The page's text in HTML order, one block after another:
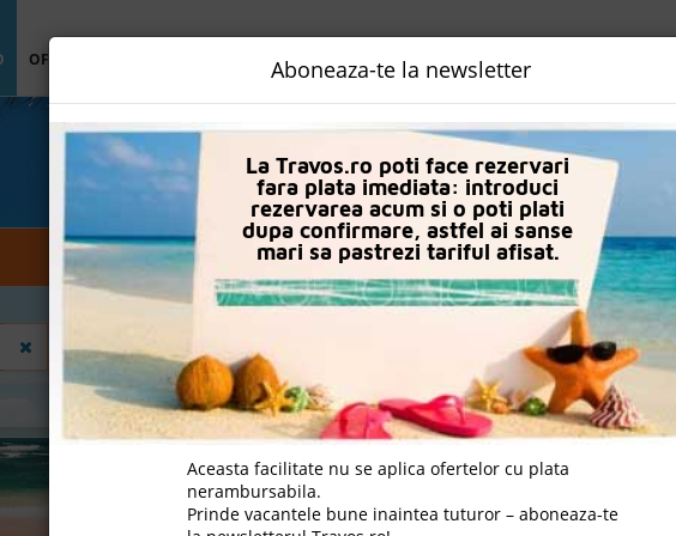
OFERTA PERSONALIZATA DESTINATII LOGIN
Charter Avion Kavala
Daca doresti sa cauti cazare + avion apasa aici!
Aboneaza-te la newsletter
La Travos.ro poti face rezervari
fara plata imediata: introduci
rezervarea acum si o poti plati
dupa confirmare, astfel ai sanse
mari sa pastrezi tariful afisat.
Aceasta facilitate nu se aplica ofertelor cu plata
nerambursabila.
Prinde vacantele bune inaintea tuturor – aboneaza-te